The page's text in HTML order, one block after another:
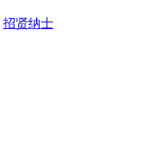
招贤纳士